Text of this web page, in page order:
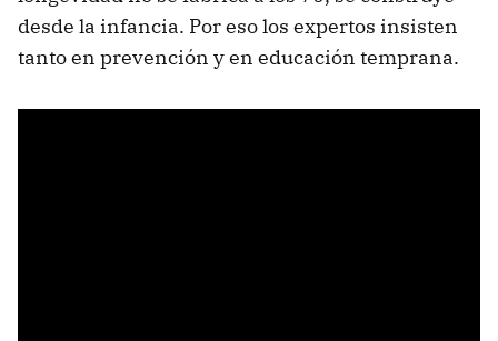
desde la infancia. Por eso los expertos insisten
tanto en prevención y en educación temprana.